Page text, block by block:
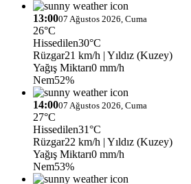
13:0007 Ağustos 2026, Cuma
26°C
Hissedilen30°C
Rüzgar21 km/h | Yıldız (Kuzey)
Yağış Miktarı0 mm/h
Nem52%
14:0007 Ağustos 2026, Cuma
27°C
Hissedilen31°C
Rüzgar22 km/h | Yıldız (Kuzey)
Yağış Miktarı0 mm/h
Nem53%